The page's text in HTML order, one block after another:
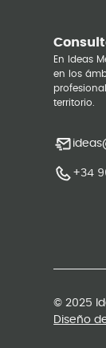
En Ideas
en los
territorio.
+34
© 2025
Diseño